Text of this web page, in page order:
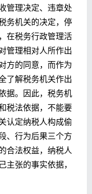
管理决定、违章处
务机关的决定，停
在税务行政管理活
管理相对人所作出
方的同意，而作为
了解税务机关作出
据。因此，税务机
税法依据，不能要
认定纳税人构成偷
、行为后果三个方
合法权益，纳税人
张的事实依据，